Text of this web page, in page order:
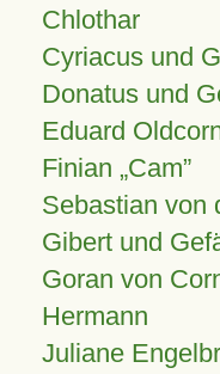
Chlothar
Cyriacus und
Donatus und
Eduard
Finian Cam
Sebastian von
Gibert und
Goran von
Hermann
Juliane